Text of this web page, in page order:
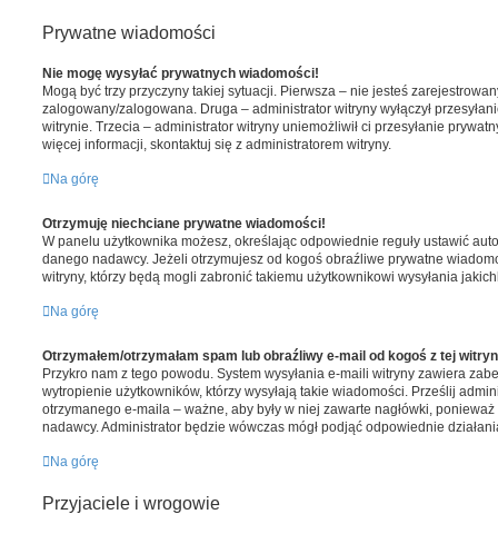
Prywatne wiadomości
Nie mogę wysyłać prywatnych wiadomości!
Mogą być trzy przyczyny takiej sytuacji. Pierwsza – nie jesteś
zalogowany/zalogowana. Druga – administrator witryny wyłączył
witrynie. Trzecia – administrator witryny uniemożliwił ci przesyłanie
więcej informacji, skontaktuj się z administratorem witryny.
Na górę
Otrzymuję niechciane prywatne wiadomości!
W panelu użytkownika możesz, określając odpowiednie reguły ustawić
danego nadawcy. Jeżeli otrzymujesz od kogoś obraźliwe prywatne
witryny, którzy będą mogli zabronić takiemu użytkownikowi wysyłania
Na górę
Otrzymałem/otrzymałam spam lub obraźliwy e-mail od kogoś z tej
Przykro nam z tego powodu. System wysyłania e-maili witryny zawiera
wytropienie użytkowników, którzy wysyłają takie wiadomości. Prześlij
otrzymanego e-maila – ważne, aby były w niej zawarte nagłówki,
nadawcy. Administrator będzie wówczas mógł podjąć odpowiednie
Na górę
Przyjaciele i wrogowie